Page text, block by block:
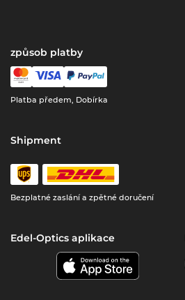
způsob platby
Platba předem, Dobírka
Shipment
Bezplatné zaslání a zpětné doručení
Edel-Optics aplikace